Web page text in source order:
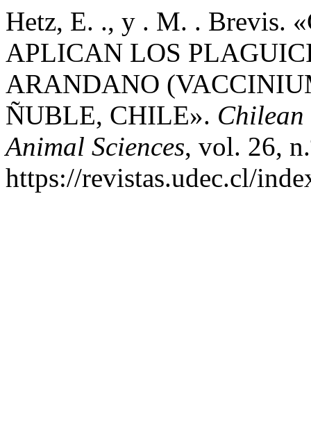
Hetz, E. ., y . M. . Brevis.
APLICAN LOS
ARANDANO
ÑUBLE, CHILE».
Animal Sciences, vol. 26,
https://revistas.udec.cl/